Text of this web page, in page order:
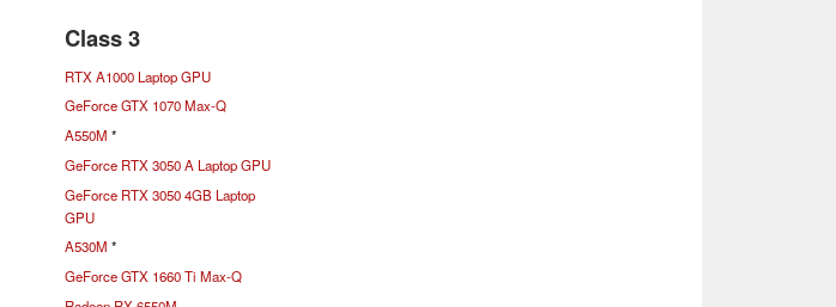
Class 3
RTX A1000 Laptop GPU
GeForce GTX 1070 Max-Q
A550M *
GeForce RTX 3050 A Laptop GPU
GeForce RTX 3050 4GB Laptop
GPU
A530M *
GeForce GTX 1660 Ti Max-Q